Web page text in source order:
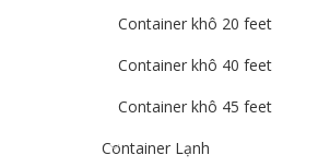
Container khô 20 feet
Container khô 40 feet
Container khô 45 feet
Container Lạnh